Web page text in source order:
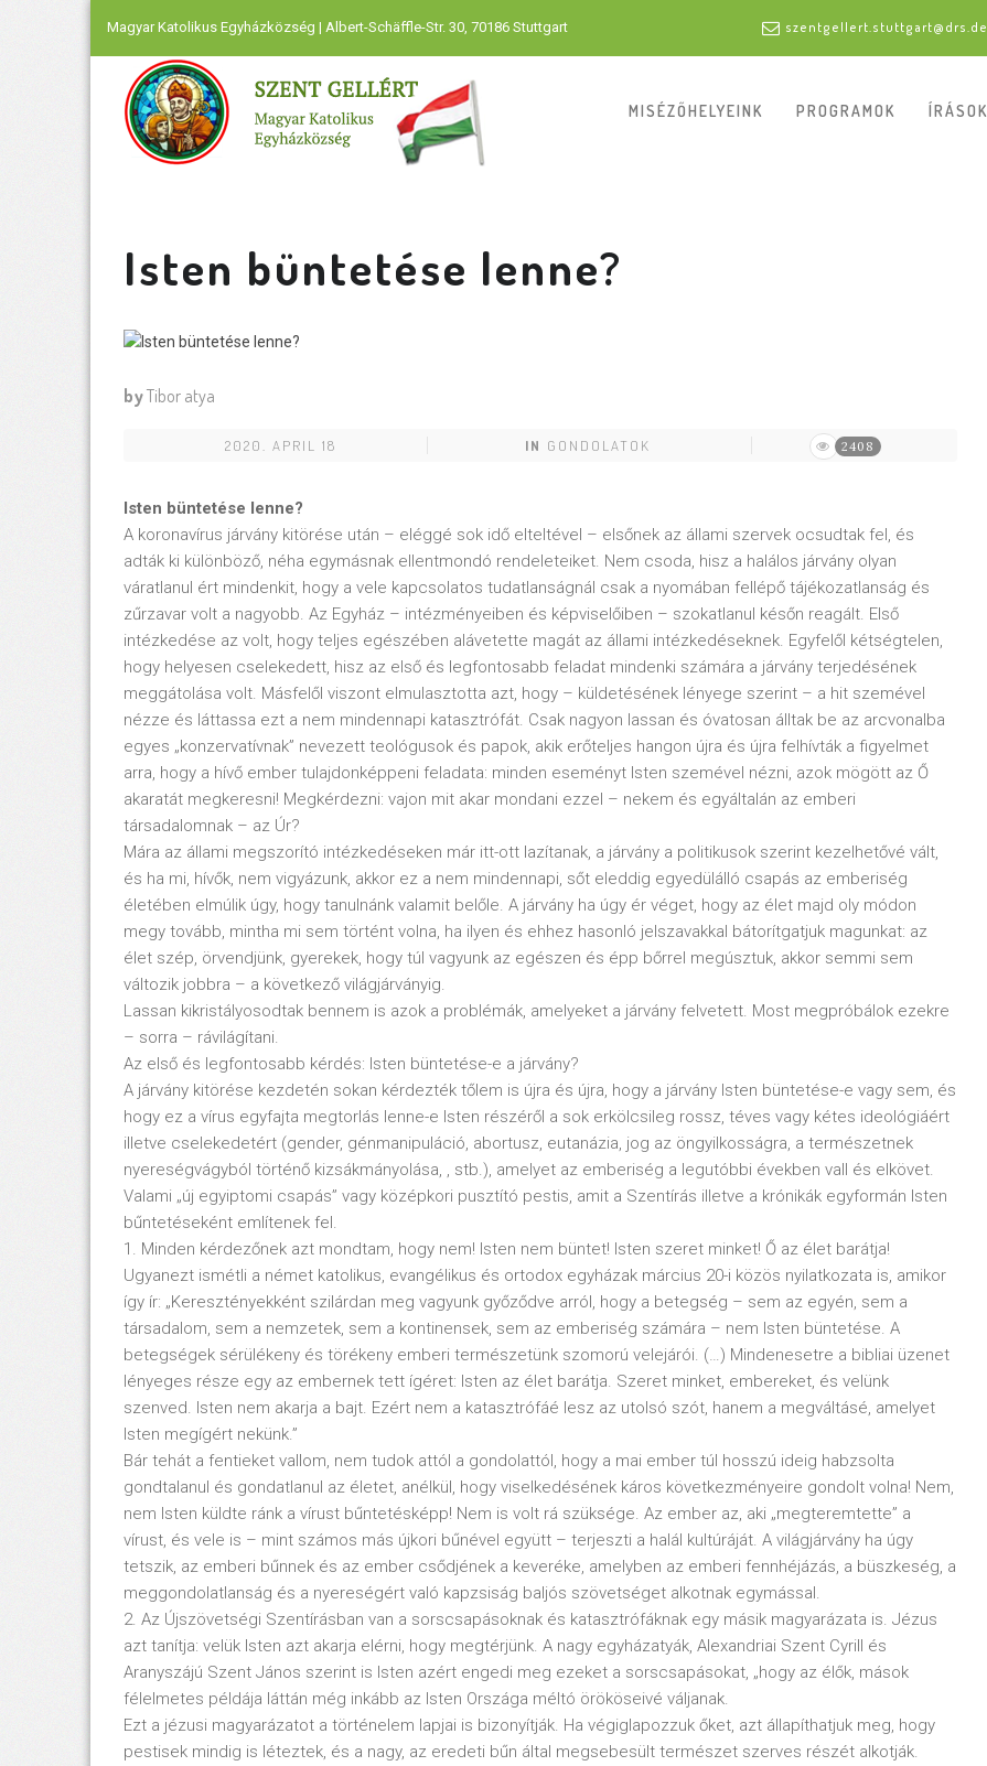
Magyar Katolikus Egyházközség | Albert-Schäffle-Str. 30, 70186 Stuttgart szentgellert.stuttgart@drs.de
MISÉZŐHELYEINK PROGRAMOK ÍRÁSOK
Isten büntetése lenne?
byTibor atya
2020. APRIL 18 IN GONDOLATOK 2408
Isten büntetése lenne?
A koronavírus járvány kitörése után – eléggé sok idő elteltével – elsőnek az állami szervek ocsudtak fel, és
adták ki különböző, néha egymásnak ellentmondó rendeleteiket. Nem csoda, hisz a halálos járvány olyan
váratlanul ért mindenkit, hogy a vele kapcsolatos tudatlanságnál csak a nyomában fellépő tájékozatlanság és
zűrzavar volt a nagyobb. Az Egyház – intézményeiben és képviselőiben – szokatlanul későn reagált. Első
intézkedése az volt, hogy teljes egészében alávetette magát az állami intézkedéseknek. Egyfelől kétségtelen,
hogy helyesen cselekedett, hisz az első és legfontosabb feladat mindenki számára a járvány terjedésének
meggátolása volt. Másfelől viszont elmulasztotta azt, hogy – küldetésének lényege szerint – a hit szemével
nézze és láttassa ezt a nem mindennapi katasztrófát. Csak nagyon lassan és óvatosan álltak be az arcvonalba
egyes „konzervatívnak” nevezett teológusok és papok, akik erőteljes hangon újra és újra felhívták a figyelmet
arra, hogy a hívő ember tulajdonképpeni feladata: minden eseményt Isten szemével nézni, azok mögött az Ő
akaratát megkeresni! Megkérdezni: vajon mit akar mondani ezzel – nekem és egyáltalán az emberi
társadalomnak – az Úr?
Mára az állami megszorító intézkedéseken már itt-ott lazítanak, a járvány a politikusok szerint kezelhetővé vált,
és ha mi, hívők, nem vigyázunk, akkor ez a nem mindennapi, sőt eleddig egyedülálló csapás az emberiség
életében elmúlik úgy, hogy tanulnánk valamit belőle. A járvány ha úgy ér véget, hogy az élet majd oly módon
megy tovább, mintha mi sem történt volna, ha ilyen és ehhez hasonló jelszavakkal bátorítgatjuk magunkat: az
élet szép, örvendjünk, gyerekek, hogy túl vagyunk az egészen és épp bőrrel megúsztuk, akkor semmi sem
változik jobbra – a következő világjárványig.
Lassan kikristályosodtak bennem is azok a problémák, amelyeket a járvány felvetett. Most megpróbálok ezekre
– sorra – rávilágítani.
Az első és legfontosabb kérdés: Isten büntetése-e a járvány?
A járvány kitörése kezdetén sokan kérdezték tőlem is újra és újra, hogy a járvány Isten büntetése-e vagy sem, és
hogy ez a vírus egyfajta megtorlás lenne-e Isten részéről a sok erkölcsileg rossz, téves vagy kétes ideológiáért
illetve cselekedetért (gender, génmanipuláció, abortusz, eutanázia, jog az öngyilkosságra, a természetnek
nyereségvágyból történő kizsákmányolása, , stb.), amelyet az emberiség a legutóbbi években vall és elkövet.
Valami „új egyiptomi csapás” vagy középkori pusztító pestis, amit a Szentírás illetve a krónikák egyformán Isten
bűntetéseként említenek fel.
1. Minden kérdezőnek azt mondtam, hogy nem! Isten nem büntet! Isten szeret minket! Ő az élet barátja!
Ugyanezt ismétli a német katolikus, evangélikus és ortodox egyházak március 20-i közös nyilatkozata is, amikor
így ír: „Keresztényekként szilárdan meg vagyunk győződve arról, hogy a betegség – sem az egyén, sem a
társadalom, sem a nemzetek, sem a kontinensek, sem az emberiség számára – nem Isten büntetése. A
betegségek sérülékeny és törékeny emberi természetünk szomorú velejárói. (…) Mindenesetre a bibliai üzenet
lényeges része egy az embernek tett ígéret: Isten az élet barátja. Szeret minket, embereket, és velünk
szenved. Isten nem akarja a bajt. Ezért nem a katasztrófáé lesz az utolsó szót, hanem a megváltásé, amelyet
Isten megígért nekünk.”
Bár tehát a fentieket vallom, nem tudok attól a gondolattól, hogy a mai ember túl hosszú ideig habzsolta
gondtalanul és gondatlanul az életet, anélkül, hogy viselkedésének káros következményeire gondolt volna! Nem,
nem Isten küldte ránk a vírust bűntetésképp! Nem is volt rá szüksége. Az ember az, aki „megteremtette” a
vírust, és vele is – mint számos más újkori bűnével együtt – terjeszti a halál kultúráját. A világjárvány ha úgy
tetszik, az emberi bűnnek és az ember csődjének a keveréke, amelyben az emberi fennhéjázás, a büszkeség, a
meggondolatlanság és a nyereségért való kapzsiság baljós szövetséget alkotnak egymással.
2. Az Újszövetségi Szentírásban van a sorscsapásoknak és katasztrófáknak egy másik magyarázata is. Jézus
azt tanítja: velük Isten azt akarja elérni, hogy megtérjünk. A nagy egyházatyák, Alexandriai Szent Cyrill és
Aranyszájú Szent János szerint is Isten azért engedi meg ezeket a sorscsapásokat, „hogy az élők, mások
félelmetes példája láttán még inkább az Isten Országa méltó örököseivé váljanak.
Ezt a jézusi magyarázatot a történelem lapjai is bizonyítják. Ha végiglapozzuk őket, azt állapíthatjuk meg, hogy
pestisek mindig is léteztek, és a nagy, az eredeti bűn által megsebesült természet szerves részét alkotják.